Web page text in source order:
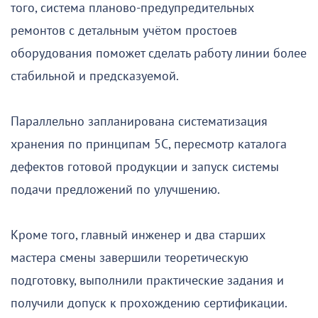
того, система планово-предупредительных
ремонтов с детальным учётом простоев
оборудования поможет сделать работу линии более
стабильной и предсказуемой.
Параллельно запланирована систематизация
хранения по принципам 5С, пересмотр каталога
дефектов готовой продукции и запуск системы
подачи предложений по улучшению.
Кроме того, главный инженер и два старших
мастера смены завершили теоретическую
подготовку, выполнили практические задания и
получили допуск к прохождению сертификации.